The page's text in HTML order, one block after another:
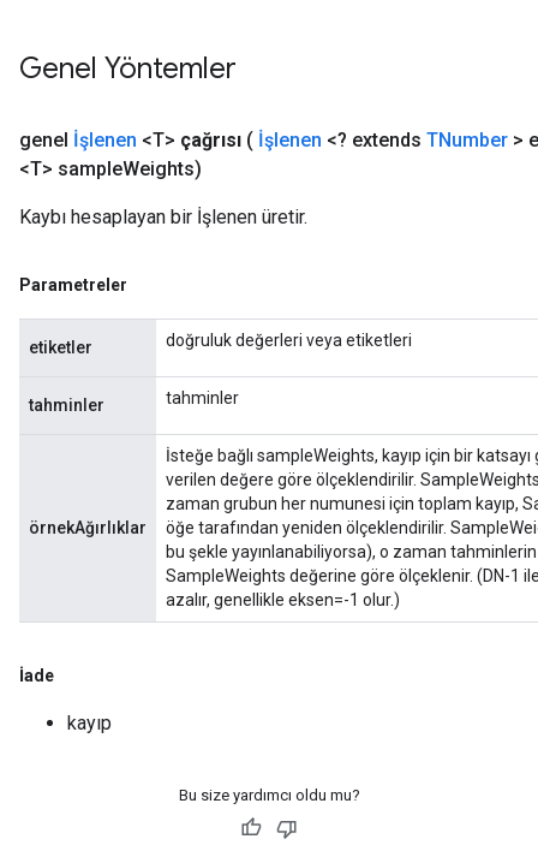
Genel Yöntemler
genel İşlenen <T> çağrısı ( İşlenen <? extends TNumber >
<T> sampleWeights)
Kaybı hesaplayan bir İşlenen üretir.
Parametreler
etiketler doğruluk değerleri veya etiketleri
tahminler tahminler
örnekAğırlıklar
İsteğe bağlı sampleWeights, kayıp için bir
verilen değere göre ölçeklendirilir.
zaman grubun her numunesi için toplam kayıp,
öğe tarafından yeniden ölçeklendirilir.
bu şekle yayınlanabiliyorsa), o zaman tahminlerin
SampleWeights değerine göre ölçeklenir. (DN-1
azalır, genellikle eksen=-1 olur.)
İade
kayıp
Bu size yardımcı oldu mu?